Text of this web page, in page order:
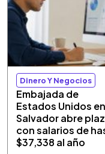
Dinero Y Negocios
Embajada de
Estados Unidos
Salvador abre
con salarios de
$37,338 al año